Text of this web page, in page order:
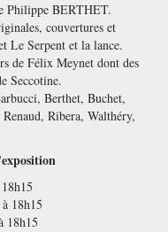
Philippe BERTHET.
couvertures et
Le Serpent et la lance.
de Félix Meynet dont des
Seccotine.
Berthet, Buchet,
Ribera, Walthéry,
18h15
18h15